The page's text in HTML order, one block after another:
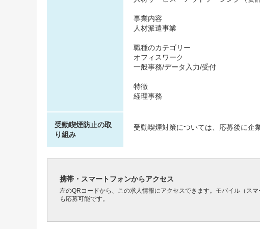
事業内容
人材派遣事業
職種のカテゴリー
オフィスワーク
一般事務/データ入力/受付
特徴
経理事務
受動喫煙防止の取
り組み
受動喫煙対策については、応募後に企
携帯・スマートフォンからアクセス
左のQRコードから、この求人情報にアクセスできます。モバイル（ス
も応募可能です。